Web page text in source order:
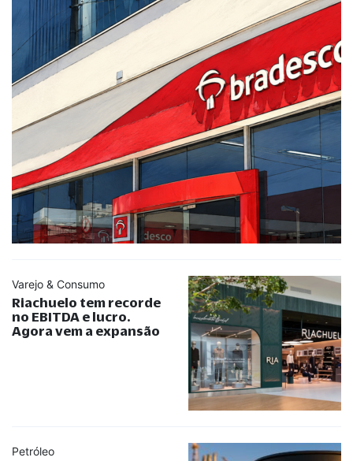
Varejo & Consumo
Riachuelo tem recorde
no EBITDA e lucro.
Agora vem a expansão
Petróleo